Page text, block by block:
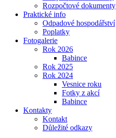
Rozpočtové dokumenty
Praktické info
Odpadové hospodářství
Poplatky
Fotogalerie
Rok 2026
Babince
Rok 2025
Rok 2024
Vesnice roku
Fotky z akcí
Babince
Kontakty
Kontakt
Důležité odkazy